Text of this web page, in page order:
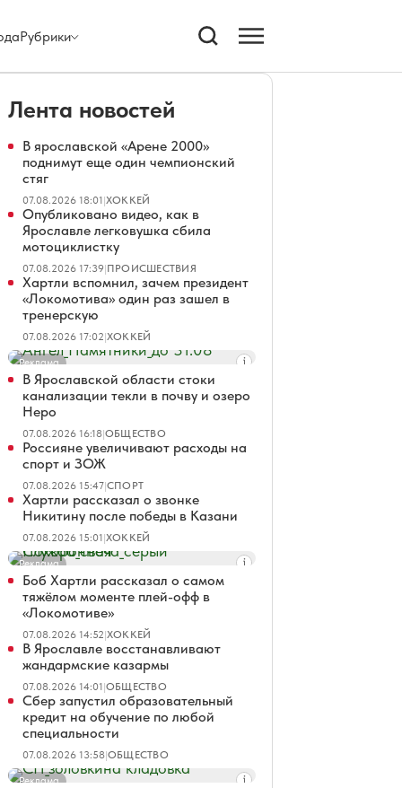
Рубрики
Лента новостей
В ярославской «Арене 2000»
поднимут еще один чемпионский
стяг
07.08.2026 18:01|ХОККЕЙ
Опубликовано видео, как в
Ярославле легковушка сбила
мотоциклистку
07.08.2026 17:39|ПРОИСШЕСТВИЯ
Хартли вспомнил, зачем президент
«Локомотива» один раз зашел в
тренерскую
07.08.2026 17:02|ХОККЕЙ
Реклама
В Ярославской области стоки
канализации текли в почву и озеро
Неро
07.08.2026 16:18|ОБЩЕСТВО
Россияне увеличивают расходы на
спорт и ЗОЖ
07.08.2026 15:47|СПОРТ
Хартли рассказал о звонке
Никитину после победы в Казани
07.08.2026 15:01|ХОККЕЙ
Реклама
Боб Хартли рассказал о самом
тяжёлом моменте плей-офф в
«Локомотиве»
07.08.2026 14:52|ХОККЕЙ
В Ярославле восстанавливают
жандармские казармы
07.08.2026 14:01|ОБЩЕСТВО
Сбер запустил образовательный
кредит на обучение по любой
специальности
07.08.2026 13:58|ОБЩЕСТВО
Реклама